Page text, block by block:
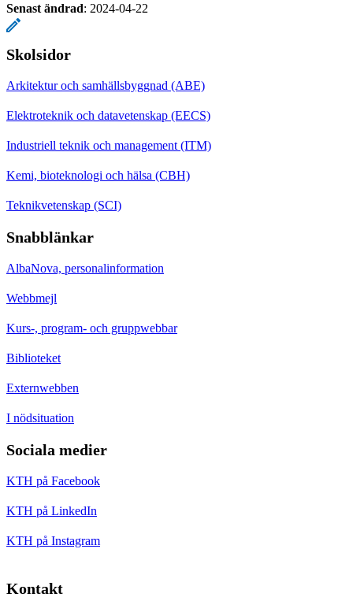
Senast ändrad: 2024-04-22
Skolsidor
Arkitektur och samhällsbyggnad (ABE)
Elektroteknik och datavetenskap (EECS)
Industriell teknik och management (ITM)
Kemi, bioteknologi och hälsa (CBH)
Teknikvetenskap (SCI)
Snabblänkar
AlbaNova, personalinformation
Webbmejl
Kurs-, program- och gruppwebbar
Biblioteket
Externwebben
I nödsituation
Sociala medier
KTH på Facebook
KTH på LinkedIn
KTH på Instagram
Kontakt